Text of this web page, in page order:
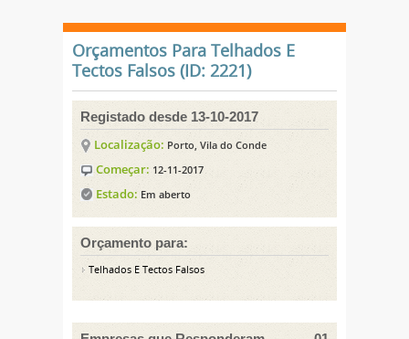
Orçamentos Para Telhados E
Tectos Falsos (ID: 2221)
Registado desde 13-10-2017
Localização: Porto, Vila do Conde
Começar: 12-11-2017
Estado: Em aberto
Orçamento para:
Telhados E Tectos Falsos